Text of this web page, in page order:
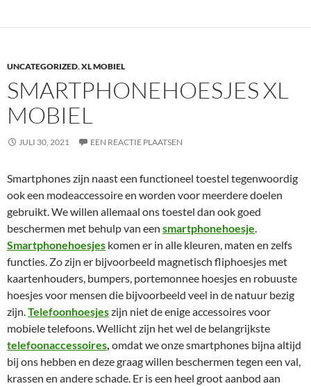
UNCATEGORIZED,XL MOBIEL
SMARTPHONEHOESJES XL
MOBIEL
JULI 30, 2021 EEN REACTIE PLAATSEN
Smartphones zijn naast een functioneel toestel tegenwoordig
ook een modeaccessoire en worden voor meerdere doelen
gebruikt. We willen allemaal ons toestel dan ook goed
beschermen met behulp van een smartphonehoesje.
Smartphonehoesjes komen er in alle kleuren, maten en zelfs
functies. Zo zijn er bijvoorbeeld magnetisch fliphoesjes met
kaartenhouders, bumpers, portemonnee hoesjes en robuuste
hoesjes voor mensen die bijvoorbeeld veel in de natuur bezig
zijn.Telefoonhoesjeszijn niet de enige accessoires voor
mobiele telefoons. Wellicht zijn het wel de belangrijkste
telefoonaccessoires, omdat we onze smartphones bijna altijd
bij ons hebben en deze graag willen beschermen tegen een val,
krassen en andere schade. Er is een heel groot aanbod aan